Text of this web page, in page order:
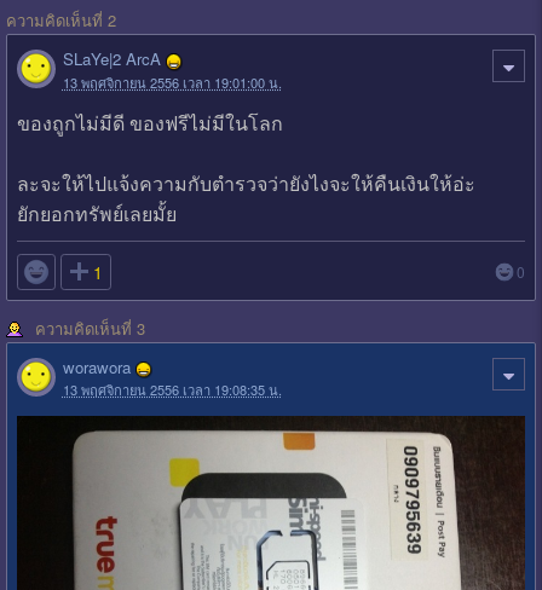
ความคิดเห็นที่ 2
SLaYe|2 ArcA
13 พฤศจิกายน 2556 เวลา 19:01:00 น.
ของถูกไม่มีดี ของฟรีไม่มีในโลก
ละจะให้ไปแจ้งความกับตำรวจว่ายังไงจะให้คืนเงินให้อ่ะ
ยักยอกทรัพย์เลยมั้ย
 1 0
ความคิดเห็นที่ 3
worawora
13 พฤศจิกายน 2556 เวลา 19:08:35 น.